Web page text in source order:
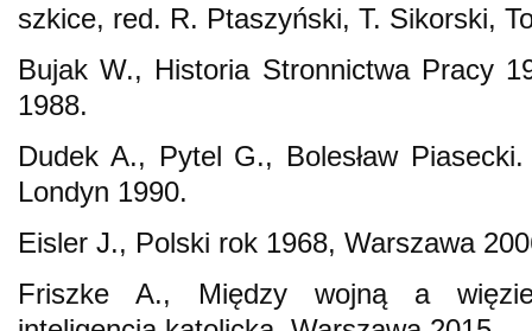
szkice, red. R. Ptaszyński, T. Sikorski,
Bujak W., Historia Stronnictwa Pracy
1988.
Dudek A., Pytel G., Bolesław
Londyn 1990.
Eisler J., Polski rok 1968, Warszawa
Friszke A., Między wojną a